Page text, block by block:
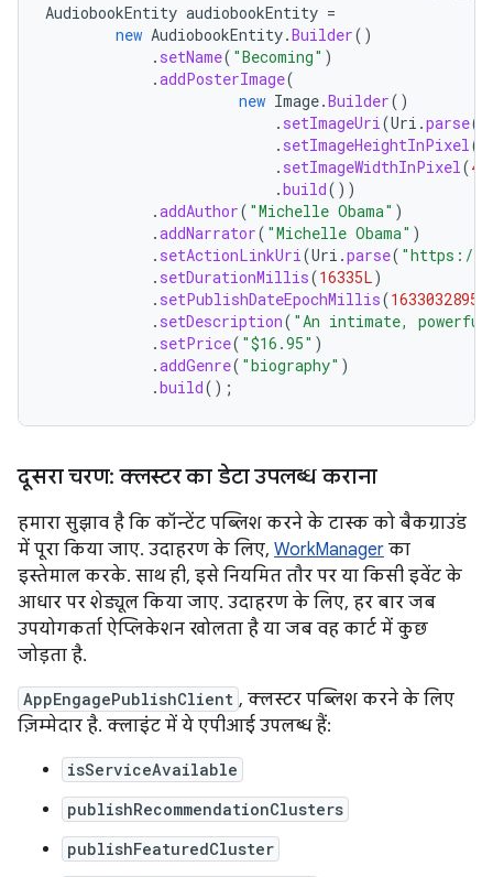
AudiobookEntity audiobookEntity =
new AudiobookEntity.Builder()
. setName( "Becoming" )
.addPosterImage(
new Image.Builder()
. setImageUri(Uri .parse(
. setImageHeightInPixel(
. setImageWidthInPixel(
.build())
.addAuthor( "Michelle Obama" )
.addNarrator( "Michelle Obama" )
. setActionLinkUri(Uri .parse( "https://
. setDurationMillis(16335L)
. setPublishDateEpochMillis(1633032895L
. setDescription( "An intimate,
. setPrice( "$16.95" )
.addGenre( "biography" )
.build();
दूसरा चरण: क्लस्टर का डेटा उपलब्ध कराना
हमारा सुझाव है कि कॉन्टेंट पब्लिश करने के टास्क को बैकग्राउंड
में पूरा किया जाए. उदाहरण के लिए, WorkManager का
इस्तेमाल करके. साथ ही, इसे नियमित तौर पर या किसी इवेंट के
आधार पर शेड्यूल किया जाए. उदाहरण के लिए, हर बार जब
उपयोगकर्ता ऐप्लिकेशन खोलता है या जब वह कार्ट में कुछ
जोड़ता है.
AppEngagePublishClient , क्लस्टर पब्लिश करने के लिए
ज़िम्मेदार है. क्लाइंट में ये एपीआई उपलब्ध हैं:
isServiceAvailable
publishRecommendationClusters
publishFeaturedCluster